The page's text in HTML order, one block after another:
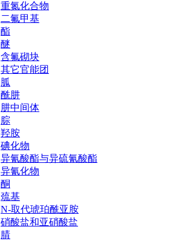
重氮化合物
二氟甲基
酯
醚
含氟砌块
其它官能团
胍
酰肼
肼中间体
腙
羟胺
碘化物
异氰酸酯与异硫氰酸酯
异氰化物
酮
巯基
N-取代琥珀酰亚胺
硝酸盐和亚硝酸盐
腈